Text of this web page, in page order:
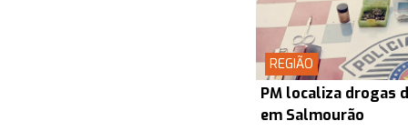
REGIÃO
PM localiza drogas
em Salmourão